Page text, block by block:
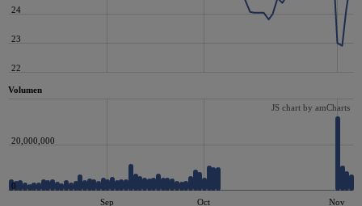
22
23
24
Volumen
Sep Oct Nov
0
20,000,000
JS chart by amCharts